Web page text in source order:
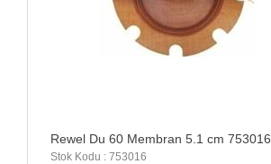
Rewel Du 60 Membran 5.1 cm 753016
Stok Kodu : 753016